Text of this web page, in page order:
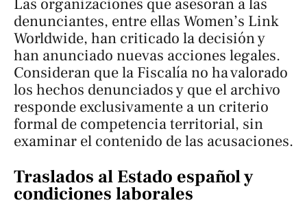
Las organizaciones que asesoran a las
denunciantes, entre ellas Women’s Link
Worldwide, han criticado la decisión y
han anunciado nuevas acciones legales.
Consideran que la Fiscalía no ha valorado
los hechos denunciados y que el archivo
responde exclusivamente a un criterio
formal de competencia territorial, sin
examinar el contenido de las acusaciones.
Traslados al Estado español y
condiciones laborales